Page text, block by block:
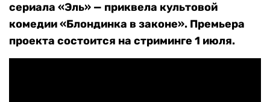
сериала «Эль» — приквела культовой
комедии «Блондинка в законе». Премьера
проекта состоится на стриминге 1 июля.